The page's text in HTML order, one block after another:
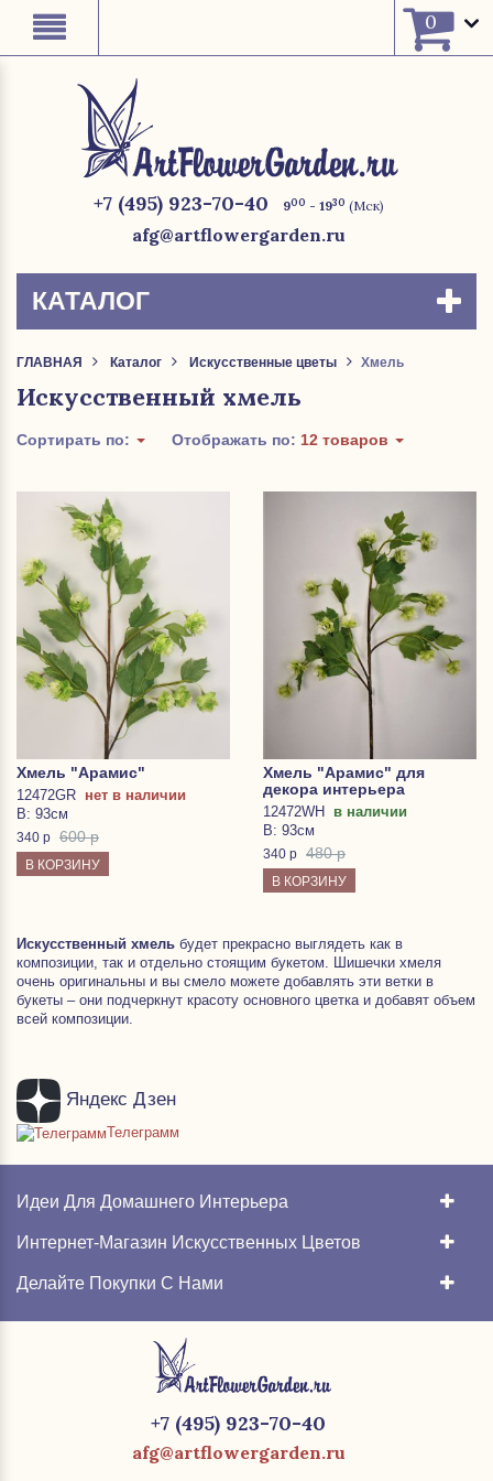
0
+7 (495) 923-70-40 900 - 1930 (Мск)
afg@artflowergarden.ru
КАТАЛОГ
ГЛАВНАЯ Каталог Искусственные цветы Хмель
Искусственный хмель
Сортирать по: Отображать по: 12 товаров
Хмель "Арамис"
12472GR нет в наличии
В: 93см
340 р 600 р
В КОРЗИНУ
Хмель "Арамис" для
декора интерьера
12472WH в наличии
В: 93см
340 р 480 р
В КОРЗИНУ
Искусственный хмель будет прекрасно выглядеть как в
композиции, так и отдельно стоящим букетом. Шишечки хмеля
очень оригинальны и вы смело можете добавлять эти ветки в
букеты – они подчеркнут красоту основного цветка и добавят объем
всей композиции.
Яндекс Дзен
Телеграмм
Идеи Для Домашнего Интерьера
Интернет-Магазин Искусственных Цветов
Делайте Покупки С Нами
+7 (495) 923-70-40
afg@artflowergarden.ru